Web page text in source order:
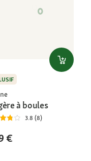
à boules
3.8 (8)
€